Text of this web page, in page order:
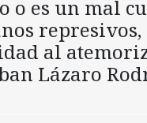
o es un mal
al
Lázaro